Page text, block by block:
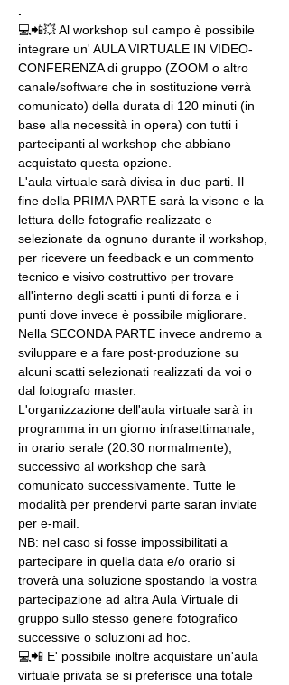
.
💻📲💥 Al workshop sul campo è possibile
integrare un' AULA VIRTUALE IN VIDEO-
CONFERENZA di gruppo (ZOOM o altro
canale/software che in sostituzione verrà
comunicato) della durata di 120 minuti (in
base alla necessità in opera) con tutti i
partecipanti al workshop che abbiano
acquistato questa opzione.
L'aula virtuale sarà divisa in due parti. Il
fine della PRIMA PARTE sarà la visone e la
lettura delle fotografie realizzate e
selezionate da ognuno durante il workshop,
per ricevere un feedback e un commento
tecnico e visivo costruttivo per trovare
all'interno degli scatti i punti di forza e i
punti dove invece è possibile migliorare.
Nella SECONDA PARTE invece andremo a
sviluppare e a fare post-produzione su
alcuni scatti selezionati realizzati da voi o
dal fotografo master.
L'organizzazione dell'aula virtuale sarà in
programma in un giorno infrasettimanale,
in orario serale (20.30 normalmente),
successivo al workshop che sarà
comunicato successivamente. Tutte le
modalità per prendervi parte saran inviate
per e-mail.
NB: nel caso si fosse impossibilitati a
partecipare in quella data e/o orario si
troverà una soluzione spostando la vostra
partecipazione ad altra Aula Virtuale di
gruppo sullo stesso genere fotografico
successive o soluzioni ad hoc.
💻📲 E' possibile inoltre acquistare un'aula
virtuale privata se si preferisce una totale